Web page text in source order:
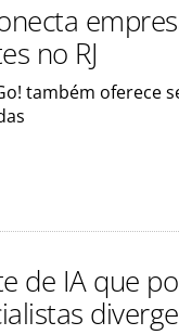
no RJ
também oferece
de IA que